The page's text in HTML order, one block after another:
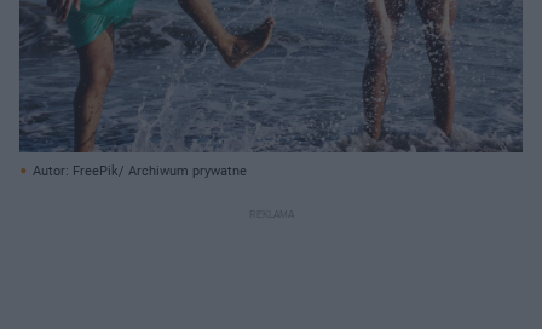
Autor: FreePik/ Archiwum prywatne